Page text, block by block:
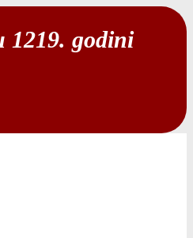
1219. godini